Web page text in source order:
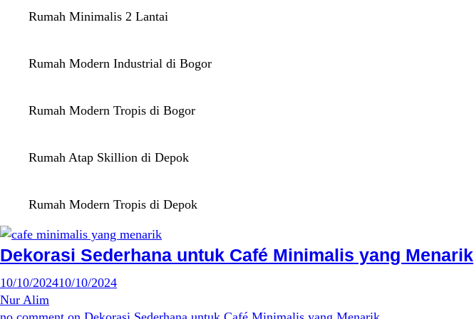
Rumah Minimalis 2 Lantai
Rumah Modern Industrial di Bogor
Rumah Modern Tropis di Bogor
Rumah Atap Skillion di Depok
Rumah Modern Tropis di Depok
Dekorasi Sederhana untuk Café Minimalis yang Menarik
10/10/202410/10/2024
Nur Alim